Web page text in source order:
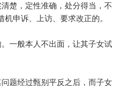
楚，定性准确，处分得当，不
申诉、上访、要求改正的。
一般本人不出面，让其子女试
题经过甄别平反之后，而子女